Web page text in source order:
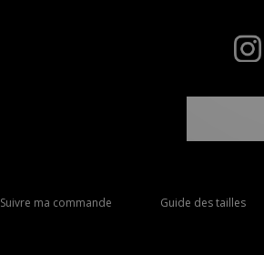
Suivre ma commande Guide des tailles